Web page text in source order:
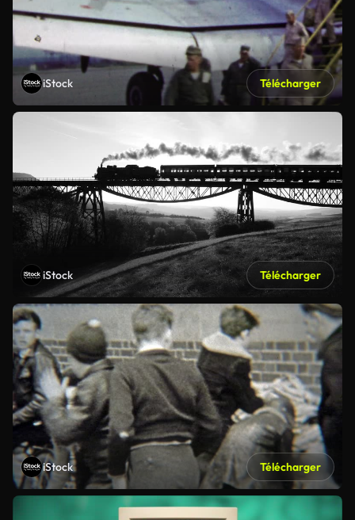
iStock Télécharger
iStock Télécharger
iStock Télécharger